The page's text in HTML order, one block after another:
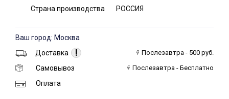
Страна производства
РОССИЯ
Ваш город: Москва
Доставка
! Послезавтра - 500 руб.
Самовывоз Послезавтра - Бесплатно
Оплата